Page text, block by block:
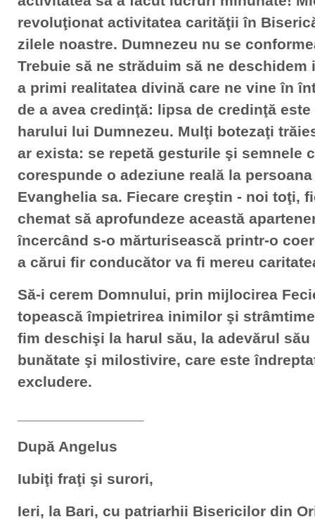
revoluţionat activitatea carităţii în
zilele noastre. Dumnezeu nu se
Trebuie să ne străduim să ne
a primi realitatea divină care ne vine în
de a avea credinţă: lipsa de credinţă
harului lui Dumnezeu. Mulţi botezaţi
ar exista: se repetă gesturile şi semnele
corespunde o adeziune reală la
Evanghelia sa. Fiecare creştin - noi toţi,
chemat să aprofundeze această
încercând s-o mărturisească printr-o
a cărui fir conducător va fi mereu
Să-i cerem Domnului, prin mijlocirea
topească împietrirea inimilor şi
fim deschişi la harul său, la adevărul
bunătate şi milostivire, care este
excludere.
După Angelus
Iubiţi fraţi şi surori,
Ieri, la Bari, cu patriarhii Bisericilor din